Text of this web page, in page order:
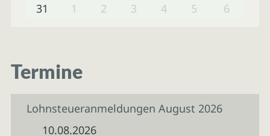
31
1 2 3 4 5 6
Termine
Lohnsteueranmeldungen August 2026
10.08.2026